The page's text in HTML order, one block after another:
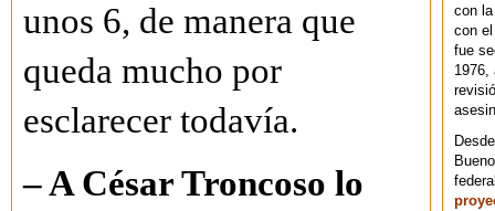
unos 6, de manera que
queda mucho por
esclarecer todavía.
– A César Troncoso lo
con
con
fue
1976,